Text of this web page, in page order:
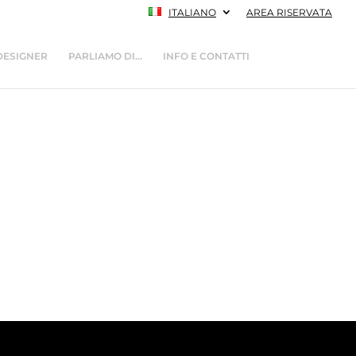
ITALIANO AREA RISERVATA
PARLIAMO DI… INFO E CONTATTI